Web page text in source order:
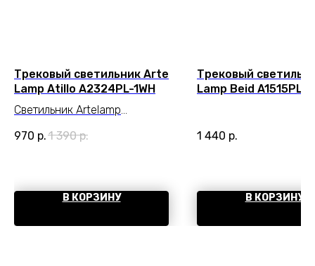
Трековый светильник Arte
Lamp Atillo A2324PL-1WH
Светильник Artelamp
Подчеркнет стиль
пылевлагозащиты IP — 20.
алюминий/белый. Имеются
970 р. 1 390 р.
В КОРЗИНУ
Трековый
Lamp Beid A1515PL-
1 440 р.
В КОРЗИНУ